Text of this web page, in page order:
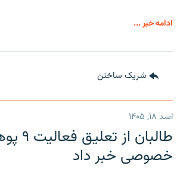
ادامه خبر ...
شریک ساختن
اسد ۱۸, ۱۴۰۵
طالبان
خصوصی خبر داد